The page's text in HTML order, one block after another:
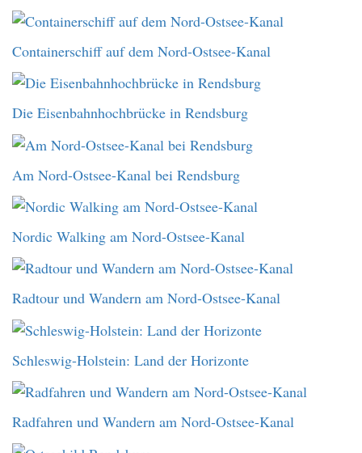
Containerschiff auf dem Nord-Ostsee-Kanal
Die Eisenbahnhochbrücke in Rendsburg
Am Nord-Ostsee-Kanal bei Rendsburg
Nordic Walking am Nord-Ostsee-Kanal
Radtour und Wandern am Nord-Ostsee-Kanal
Schleswig-Holstein: Land der Horizonte
Radfahren und Wandern am Nord-Ostsee-Kanal